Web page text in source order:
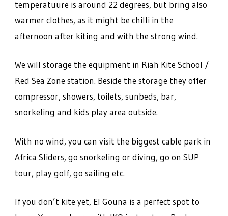
temperatuure is around 22 degrees, but bring also
warmer clothes, as it might be chilli in the
afternoon after kiting and with the strong wind.
We will storage the equipment in Riah Kite School /
Red Sea Zone station. Beside the storage they offer
compressor, showers, toilets, sunbeds, bar,
snorkeling and kids play area outside.
With no wind, you can visit the biggest cable park in
Africa Sliders, go snorkeling or diving, go on SUP
tour, play golf, go sailing etc.
If you don’t kite yet, El Gouna is a perfect spot to